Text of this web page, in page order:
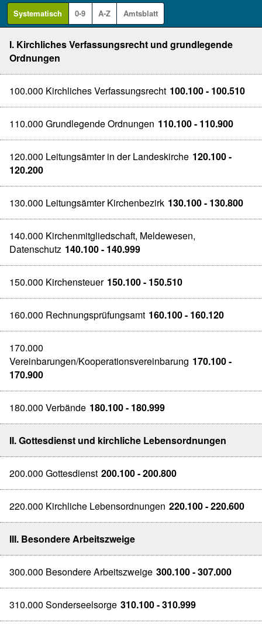
Systematisch 0-9 A-Z Amtsblatt
I. Kirchliches Verfassungsrecht und grundlegende
Ordnungen
100.000 Kirchliches Verfassungsrecht 100.100 - 100.510
110.000 Grundlegende Ordnungen 110.100 - 110.900
120.000 Leitungsämter in der Landeskirche 120.100 -
120.200
130.000 Leitungsämter Kirchenbezirk 130.100 - 130.800
140.000 Kirchenmitgliedschaft, Meldewesen,
Datenschutz 140.100 - 140.999
150.000 Kirchensteuer 150.100 - 150.510
160.000 Rechnungsprüfungsamt 160.100 - 160.120
170.000
Vereinbarungen/Kooperationsvereinbarung 170.100 -
170.900
180.000 Verbände 180.100 - 180.999
II. Gottesdienst und kirchliche Lebensordnungen
200.000 Gottesdienst 200.100 - 200.800
220.000 Kirchliche Lebensordnungen 220.100 - 220.600
III. Besondere Arbeitszweige
300.000 Besondere Arbeitszweige 300.100 - 307.000
310.000 Sonderseelsorge 310.100 - 310.999